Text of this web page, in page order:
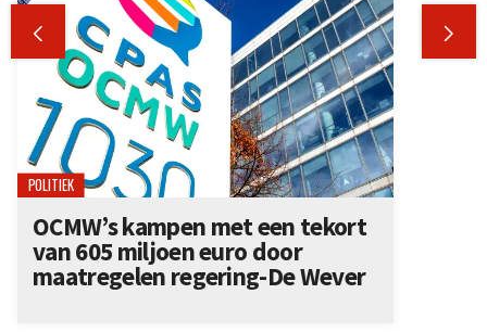
 
POLITIEK
OCMW’s kampen met een tekort
van 605 miljoen euro door
maatregelen regering-De Wever